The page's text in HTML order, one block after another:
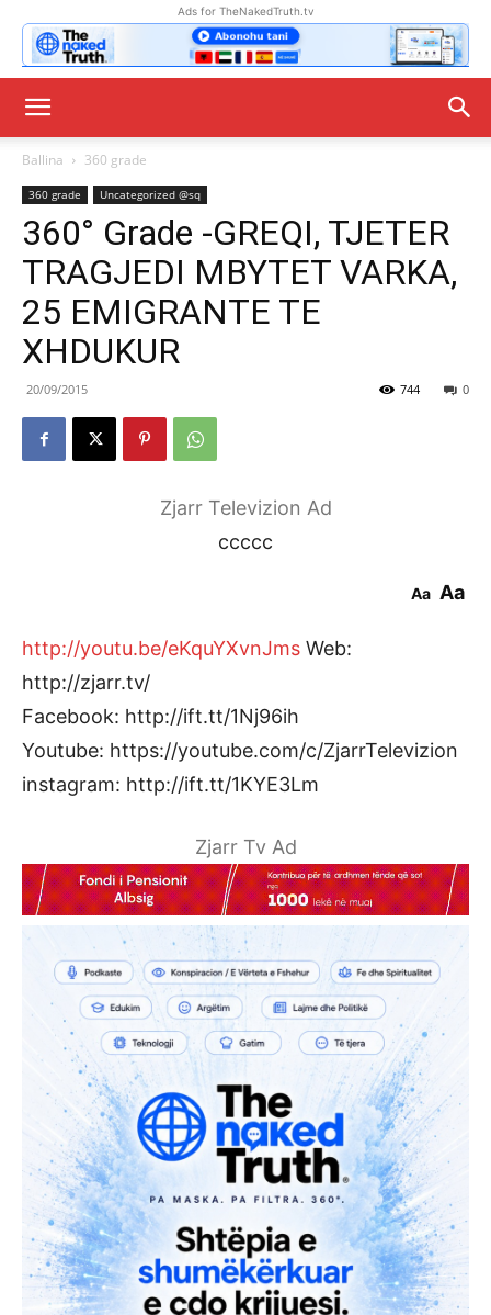
Ads for TheNakedTruth.tv
Ballina 360 grade
360 grade Uncategorized @sq
360° Grade -GREQI, TJETER
TRAGJEDI MBYTET VARKA,
25 EMIGRANTE TE
XHDUKUR
20/09/2015 0
744
Zjarr Televizion Ad
ccccc
Aa Aa
http://youtu.be/eKquYXvnJms Web:
http://zjarr.tv/
Facebook: http://ift.tt/1Nj96ih
Youtube: https://youtube.com/c/ZjarrTelevizion
instagram: http://ift.tt/1KYE3Lm
Zjarr Tv Ad